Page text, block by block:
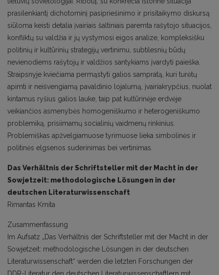
prasilenkiantį dichotominį pasipriešinimo ir prisitaikymo diskursą
siūloma keisti detalia įvairiais šaltiniais paremta rašytojo situacijos,
konfliktų su valdžia ir jų vystymosi eigos analize, kompleksišku
politinių ir kultūrinių strategijų vertinimu, subtilesnių būdų
nevienodiems rašytojų ir valdžios santykiams įvardyti paieška.
Straipsnyje kviečiama permąstyti galios sampratą, kuri turėtų
apimti ir neišvengiamą pavaldinio lojalumą, įvairiakrypčius, nuolat
kintamus ryšius galios lauke, taip pat kultūrinėje erdvėje
veikiančios asmenybės homogeniškumo ir heterogeniškumo
problemiką, prisiimamų socialinių vaidmenų rinkinius.
Problemiškas apžvelgiamuose tyrimuose lieka simbolinės ir
politinės elgsenos suderinimas bei vertinimas.
Das Verhältnis der Schriftsteller mit der Macht in der
Sowjetzeit: methodologische Lösungen in der
deutschen Literaturwissenschaft
Rimantas Kmita
Zusammenfassung
Im Aufsatz „Das Verhältnis der Schriftsteller mit der Macht in der
Sowjetzeit: methodologische Lösungen in der deutschen
Literaturwissenschaft“ werden die letzten Forschungen der